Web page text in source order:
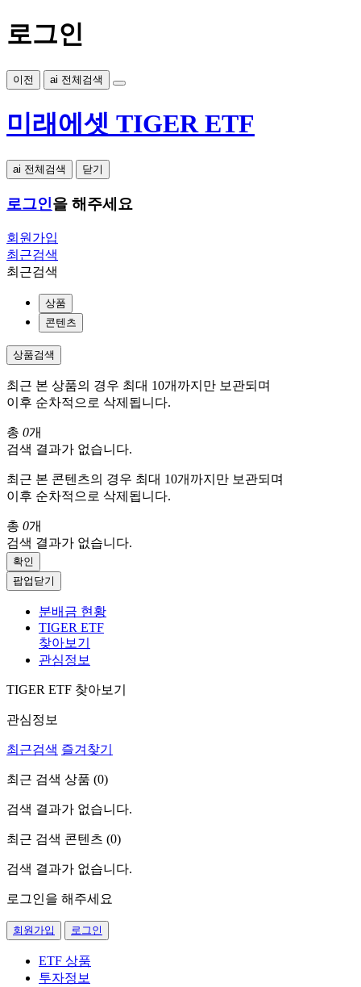
로그인
이전 ai 전체검색
미래에셋 TIGER ETF
ai 전체검색 닫기
로그인을 해주세요
회원가입
최근검색
최근검색
상품
콘텐츠
상품검색
최근 본 상품의 경우 최대 10개까지만 보관되며
이후 순차적으로 삭제됩니다.
총 0개
검색 결과가 없습니다.
최근 본 콘텐츠의 경우 최대 10개까지만 보관되며
이후 순차적으로 삭제됩니다.
총 0개
검색 결과가 없습니다.
확인
팝업닫기
분배금 현황
TIGER ETF
찾아보기
관심정보
TIGER ETF 찾아보기
관심정보
최근검색 즐겨찾기
최근 검색 상품 (0)
검색 결과가 없습니다.
최근 검색 콘텐츠 (0)
검색 결과가 없습니다.
로그인을 해주세요
회원가입 로그인
ETF 상품
투자정보